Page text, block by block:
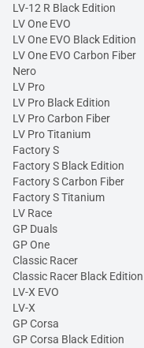
LV-12 R Black Edition
LV One EVO
LV One EVO Black Edition
LV One EVO Carbon Fiber
Nero
LV Pro
LV Pro Black Edition
LV Pro Carbon Fiber
LV Pro Titanium
Factory S
Factory S Black Edition
Factory S Carbon Fiber
Factory S Titanium
LV Race
GP Duals
GP One
Classic Racer
Classic Racer Black Edition
LV-X EVO
LV-X
GP Corsa
GP Corsa Black Edition